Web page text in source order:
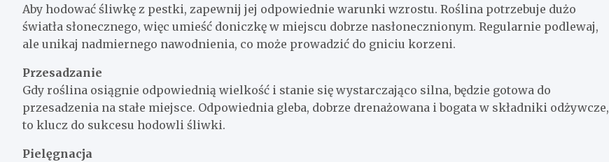
Aby hodować śliwkę z pestki, zapewnij jej odpowiednie warunki wzrostu. Roślina potrzebuje dużo
światła słonecznego, więc umieść doniczkę w miejscu dobrze nasłonecznionym. Regularnie podlewaj,
ale unikaj nadmiernego nawodnienia, co może prowadzić do gniciu korzeni.
Przesadzanie
Gdy roślina osiągnie odpowiednią wielkość i stanie się wystarczająco silna, będzie gotowa do
przesadzenia na stałe miejsce. Odpowiednia gleba, dobrze drenażowana i bogata w składniki odżywcze,
to klucz do sukcesu hodowli śliwki.
Pielęgnacja